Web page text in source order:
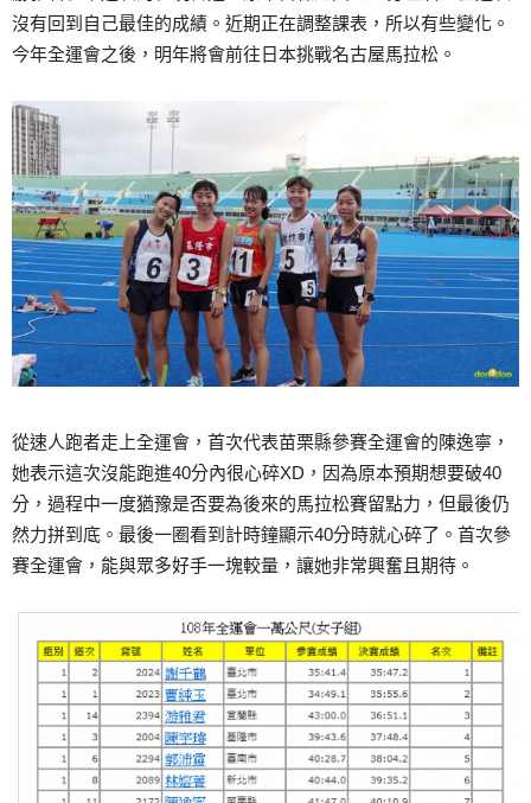
沒有回到自己最佳的成績。近期正在調整課表，所以有些變化。
今年全運會之後，明年將會前往日本挑戰名古屋馬拉松。
從速人跑者走上全運會，首次代表苗栗縣參賽全運會的陳逸寧，
她表示這次沒能跑進40分內很心碎XD，因為原本預期想要破40
分，過程中一度猶豫是否要為後來的馬拉松賽留點力，但最後仍
然力拼到底。最後一圈看到計時鐘顯示40分時就心碎了。首次參
賽全運會，能與眾多好手一塊較量，讓她非常興奮且期待。